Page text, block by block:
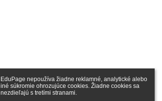
EduPage nepoužíva žiadne reklamné, analytické alebo
iné súkromie ohrozujúce cookies. Žiadne cookies sa
nezdieľajú s tretími stranami.